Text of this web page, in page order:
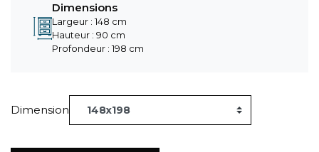
Dimensions
Largeur : 148 cm
Hauteur : 90 cm
Profondeur : 198 cm
Dimension